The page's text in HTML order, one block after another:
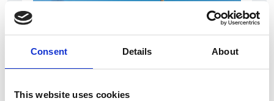
Consent Details About
This website uses cookies